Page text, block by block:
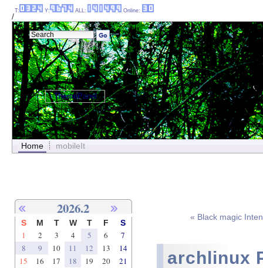
/
Home mobileIt
« Black magic
archlinux
2026.2
S M T W T F S
1 2 3 4 5 6
7
8
9 10 11 12 13
14
15
16 17 18 19 20
21
T: Y: ALL: Online:
ThemePanel